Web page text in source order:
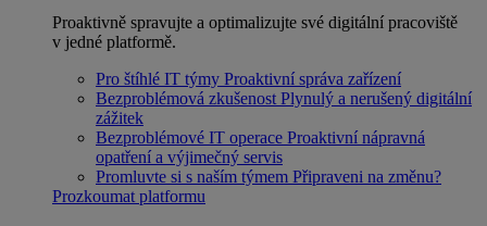
Proaktivně spravujte a optimalizujte své digitální pracoviště
v jedné platformě.
Pro štíhlé IT týmy Proaktivní správa zařízení
Bezproblémová zkušenost Plynulý a nerušený digitální
zážitek
Bezproblémové IT operace Proaktivní nápravná
opatření a výjimečný servis
Promluvte si s naším týmem Připraveni na změnu?
Prozkoumat platformu